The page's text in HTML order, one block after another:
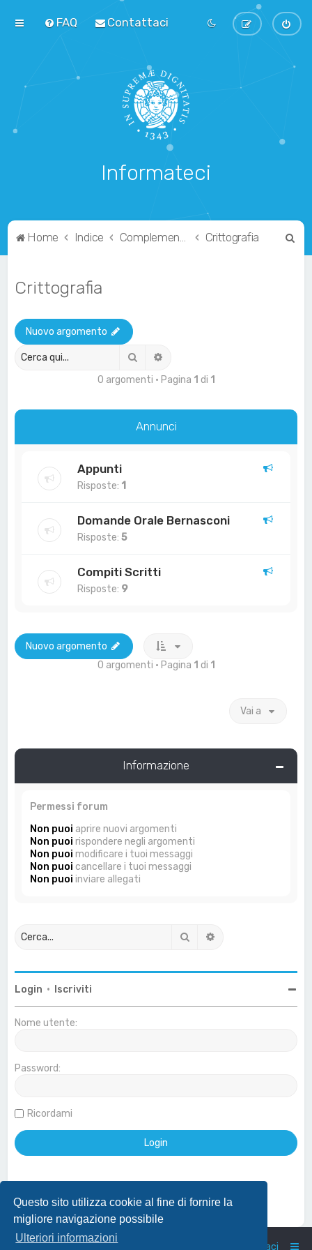
Questo sito utilizza cookie al fine di fornire la
migliore navigazione possibile
Ulteriori informazioni
FAQ Contattaci
Informateci
Home Indice Complementari Crittografia
Crittografia
Nuovo argomento
Cerca
0 argomenti • Pagina 1 di 1
Annunci
Appunti
Risposte: 1
Domande Orale Bernasconi
Risposte:5
Compiti Scritti
Risposte: 9
Nuovo argomento
0 argomenti • Pagina 1 di 1
Vai a
Informazione
Permessi forum
Non puoi aprire nuovi argomenti
Non puoi rispondere negli argomenti
Non puoi modificare i tuoi messaggi
Non puoi cancellare i tuoi messaggi
Non puoi inviare allegati
Cerca
Login • Iscriviti
Nome utente:
Password:
Ricordami
Effettua login con account Google
Home Indice Contattaci